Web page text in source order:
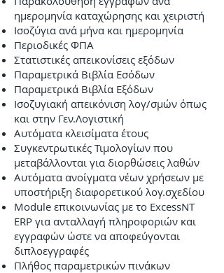
ημερομηνία καταχώρησης και χειριστή
Ισοζύγια ανά μήνα και ημερομηνία
Περιοδικές ΦΠΑ
Στατιστικές απεικονίσεις εξόδων
Παραμετρικά Βιβλία Εσόδων
Παραμετρικά Βιβλία Εξόδων
Ισοζυγιακή απεικόνιση λογ/σμών όπως
και στην Γεν.Λογιστική
Αυτόματα κλεισίματα έτους
Συγκεντρωτικές Τιμολογίων που
μεταβάλλονται για διορθώσεις λαθών
Αυτόματα ανοίγματα νέων χρήσεων με
υποστήριξη διαφορετικού λογ.σχεδίου
Module επικοινωνίας με το ExcessNT
ERP για ανταλλαγή πληροφοριών και
εγγραφών ώστε να αποφεύγονται
διπλοεγγραφές
Πλήθος παραμετρικών πινάκων